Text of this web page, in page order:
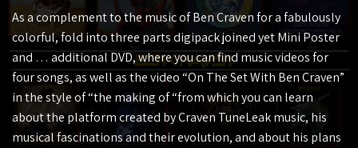
As a complement to the music of Ben Craven for a fabulously
colorful, fold into three parts digipack joined yet Mini Poster
and … additional DVD, where you can find music videos for
four songs, as well as the video “On The Set With Ben Craven”
in the style of “the making of “from which you can learn
about the platform created by Craven TuneLeak music, his
musical fascinations and their evolution, and about his plans